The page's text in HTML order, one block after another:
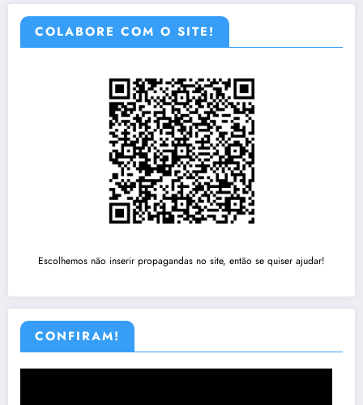
COLABORE COM O SITE!
Escolhemos não inserir propagandas no site, então se quiser ajudar!
CONFIRAM!